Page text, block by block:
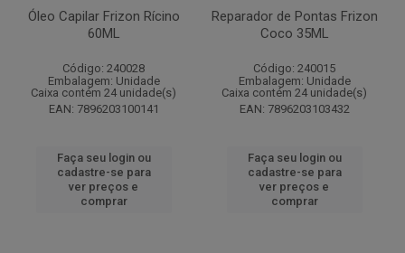
Óleo Capilar Frizon Rícino
60ML
Código: 240028
Embalagem: Unidade
Caixa contém 24 unidade(s)
EAN: 7896203100141
Faça seu login ou
cadastre-se para
ver preços e
comprar
Reparador de Pontas Frizon
Coco 35ML
Código: 240015
Embalagem: Unidade
Caixa contém 24 unidade(s)
EAN: 7896203103432
Faça seu login ou
cadastre-se para
ver preços e
comprar